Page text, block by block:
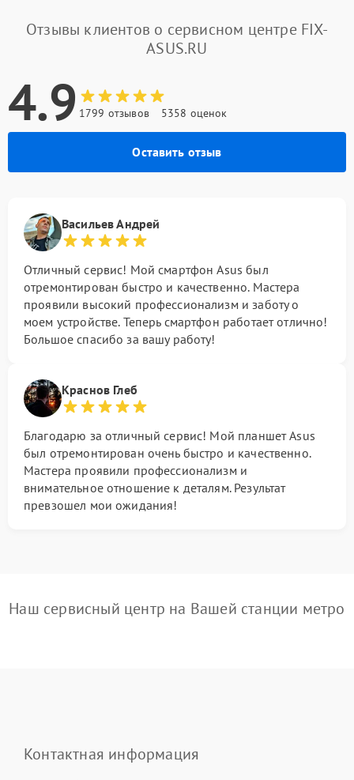
Отзывы клиентов о сервисном центре FIX-
ASUS.RU
4.9 1799 отзывов 5358 оценок
Оставить отзыв
Васильев Андрей
Отличный сервис! Мой смартфон Asus был
отремонтирован быстро и качественно. Мастера
проявили высокий профессионализм и заботу о
моем устройстве. Теперь смартфон работает отлично!
Большое спасибо за вашу работу!
Краснов Глеб
Благодарю за отличный сервис! Мой планшет Asus
был отремонтирован очень быстро и качественно.
Мастера проявили профессионализм и
внимательное отношение к деталям. Результат
превзошел мои ожидания!
Наш сервисный центр на Вашей станции метро
Контактная информация